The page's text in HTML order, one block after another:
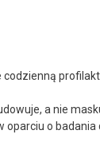
a nie
oparciu o